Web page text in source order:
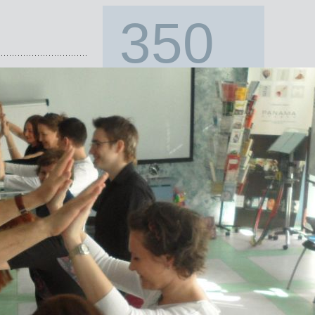
350
компаниям помогли с
подбором персонала
с 1996 года!
Наши клиенты